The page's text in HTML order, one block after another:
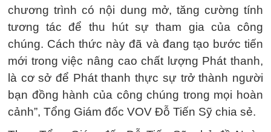
chương trình có nội dung mở, tăng cường tính
tương tác để thu hút sự tham gia của công
chúng. Cách thức này đã và đang tạo bước tiến
mới trong việc nâng cao chất lượng Phát thanh,
là cơ sở để Phát thanh thực sự trở thành người
bạn đồng hành của công chúng trong mọi hoàn
cảnh”, Tổng Giám đốc VOV Đỗ Tiến Sỹ chia sẻ.